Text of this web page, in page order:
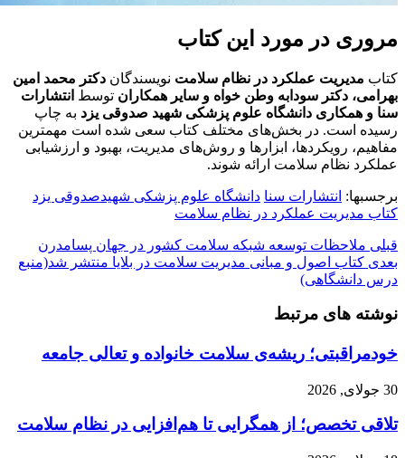
مورد این کتاب
عملکرد در نظام سلامتنویسندگان دکتر محمد امین
سودابه وطن خواه و سایر همکارانتوسطانتشارات
دانشگاه علوم پزشکی شهید صدوقی یزدبه چاپ
در بخش‌های مختلف کتاب سعی شده است مهمترین
ابزارها و روش‌های مدیریت، بهبود و ارزشیابی
سلامت ارائه شوند.
سنا دانشگاه علوم پزشکی شهیدصدوقی یزد
عملکرد در نظام سلامت
توسعه شبکه سلامت کشور در جهان پسامدرن
و مبانی مدیریت سلامت در بلایا منتشر شد(منبع
مرتبط
ریشه‌ی سلامت خانواده و تعالی جامعه
از همگرایی تا هم‌افزایی در نظام سلامت